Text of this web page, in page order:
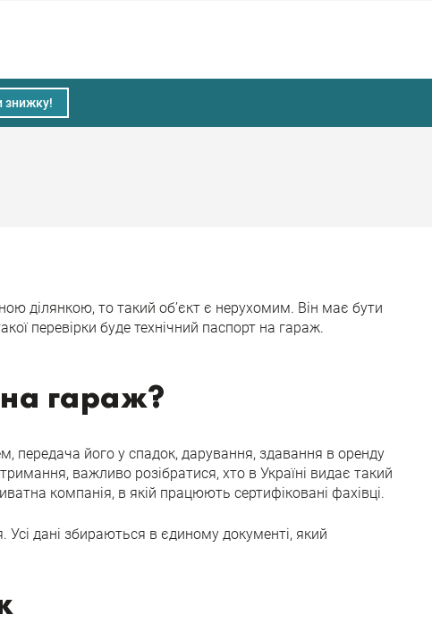
знижку!
ділянкою, то такий об’єкт є нерухомим. Він має бути
перевірки буде технічний паспорт на гараж.
гараж?
передача його у спадок, дарування, здавання в оренду
важливо розібратися, хто в Україні видає такий
компанія, в якій працюють сертифіковані фахівці.
Усі дані збираються в єдиному документі, який